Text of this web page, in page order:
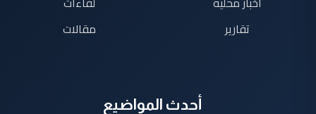
تقارير
مقالات
أحدث المواضيع